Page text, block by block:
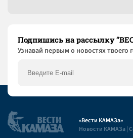
Подпишись на рассылку
Узнaвай первым о новостях твоего
«Вести КАМАЗа»
Новости КАМАЗа |